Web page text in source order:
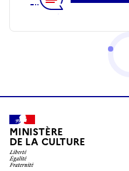
MINISTÈRE
DE LA CULTURE